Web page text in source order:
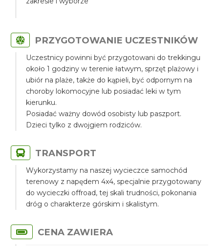
PRZYGOTOWANIE UCZESTNIKÓW
Uczestnicy powinni być przygotowani do trekkingu
około 1 godziny w terenie łatwym, sprzęt plażowy i
ubiór na plaże, także do kąpieli, być odpornym na
choroby lokomocyjne lub posiadać leki w tym
kierunku.
Posiadać ważny dowód osobisty lub paszport.
Dzieci tylko z dwojgiem rodziców.
TRANSPORT
Wykorzystamy na naszej wycieczce samochód
terenowy z napędem 4x4, specjalnie przygotowany
do wycieczki offroad, tej skali trudności, pokonania
dróg o charakterze górskim i skalistym.
CENA ZAWIERA